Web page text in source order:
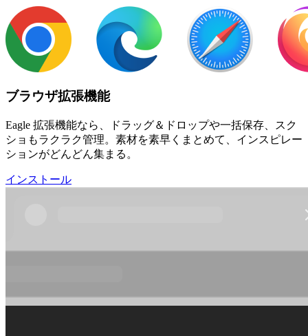
ブラウザ拡張機能
Eagle 拡張機能なら、ドラッグ＆ドロップや一括保存、スク
ショもラクラク管理。素材を素早くまとめて、インスピレー
ションがどんどん集まる。
インストール